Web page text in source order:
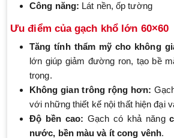
Công năng: Lát nền, ốp tường
Ưu điểm của gạch khổ lớn 60×60
Tăng tính thẩm mỹ cho không
lớn giúp giảm đường ron, tạo bề
trọng.
Không gian trông rộng hơn:
với những thiết kế nội thất hiện đại
Độ bền cao:Gạch có khả năng
nước, bền màu và ít cong vênh.